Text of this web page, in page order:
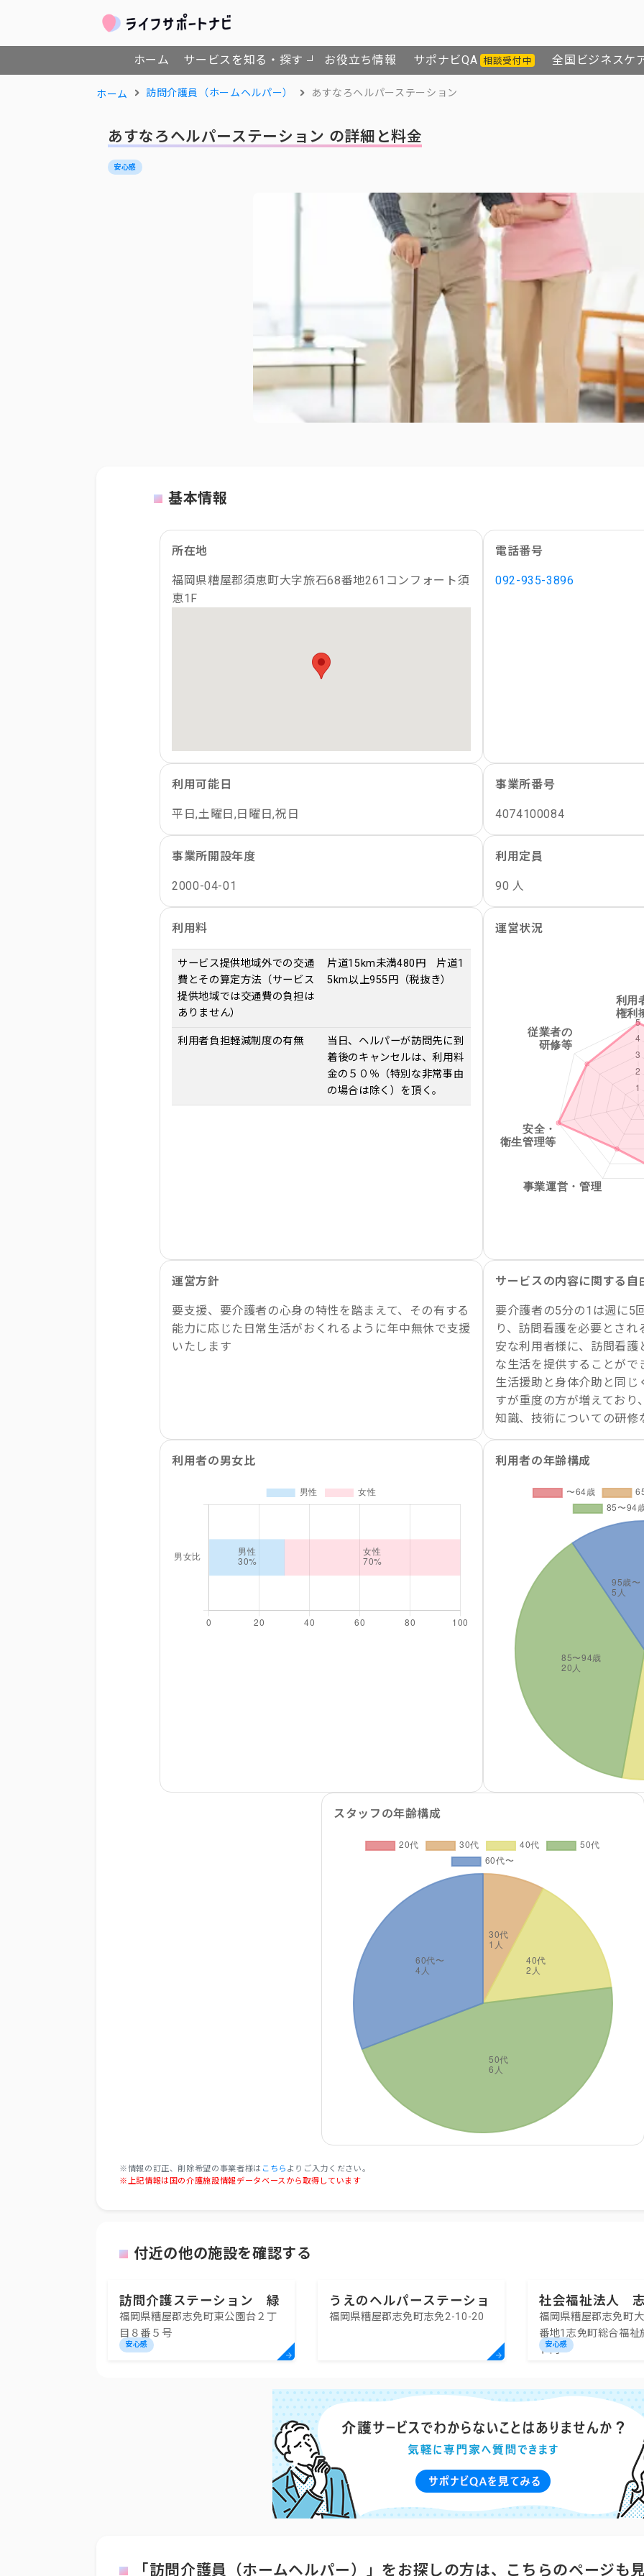
ホーム サービスを知る・探す お役立ち情報 サポナビQA 相談受付中 全国ビジネスケ
ホーム 訪問介護員（ホームヘルパー） あすなろヘルパーステーション
あすなろヘルパーステーション の詳細と料金
安心感
基本情報
所在地
福岡県糟屋郡須恵町大字旅石68番地261コンフォート須
恵1F
電話番号
092-935-3896
利用可能日
平日,土曜日,日曜日,祝日
事業所番号
4074100084
事業所開設年度
2000-04-01
利用定員
90 人
利用料
サービス提供地域外での交通
費とその算定方法（サービス
提供地域では交通費の負担は
ありません）
片道15km未満480円 片道1
5km以上955円（税抜き）
利用者負担軽減制度の有無
当日、ヘルパーが訪問先に到
着後のキャンセルは、利用料
金の５０％（特別な非常事由
の場合は除く）を頂く。
運営状況
運営方針
要支援、要介護者の心身の特性を踏まえて、その有する
能力に応じた日常生活がおくれるように年中無休で支援
いたします
サービスの内容に関する自
要介護者の5分の1は週に5
り、訪問看護を必要とさ
安な利用者様に、訪問看
な生活を提供することがで
生活援助と身体介助と同
すが重度の方が増えており
知識、技術についての研修
利用者の男女比 利用者の年齢構成
スタッフの年齢構成
※情報の訂正、削除希望の事業者様は こちら よりご入力ください。
※上記情報は国の介護施設情報データベースから取得しています
付近の他の施設を確認する
訪問介護ステーション 緑
の風
福岡県糟屋郡志免町東公園台２丁
目８番５号
安心感
うえのヘルパーステーショ
ン
福岡県糟屋郡志免町志免2-10-20
社会福祉法人
福祉協議会 指
事業所
福岡県糟屋郡志免町
番地1志免町総合福祉
ト内
安心感
「訪問介護員（ホームヘルパー）」をお探しの方は、こちらのページも